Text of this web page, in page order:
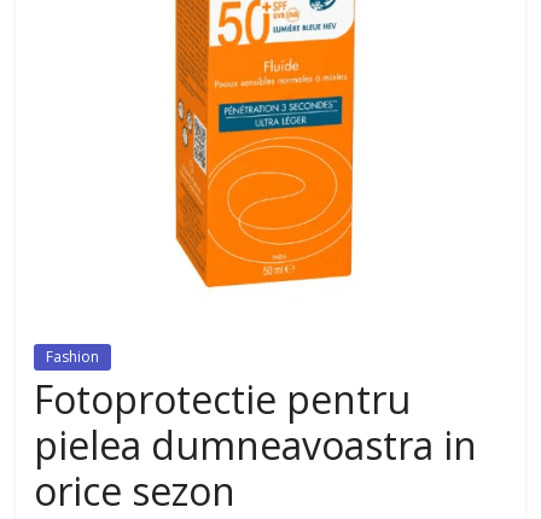
dezvoltat, cu Flexor Fitness-
dispozitiv pentru tonifiere muschi
Fashion
Fotoprotectie pentru
pielea dumneavoastra in
orice sezon